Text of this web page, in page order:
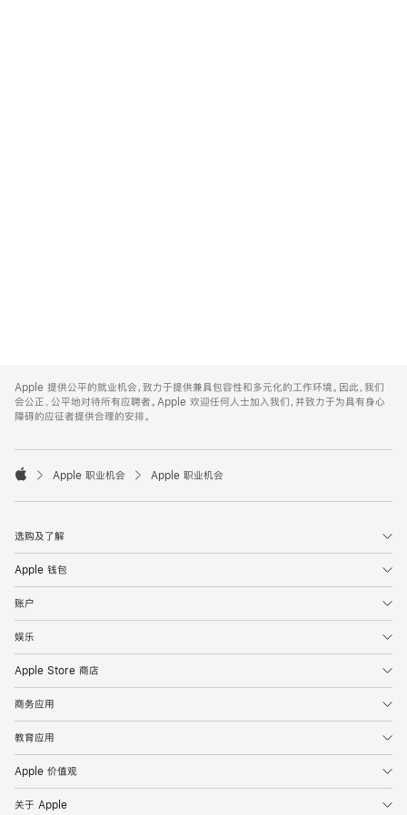
Footer
Apple 提供公平的就业机会，致力于提供兼具包容性和多元化的工作环境。因此，我们
会公正、公平地对待所有应聘者。Apple 欢迎任何人士加入我们，并致力于为具有身心
障碍的应征者提供合理的安排。

Apple 职业机会 Apple 职业机会
选购及了解
Apple 钱包
账户
娱乐
Apple Store 商店
商务应用
教育应用
Apple 价值观
关于 Apple